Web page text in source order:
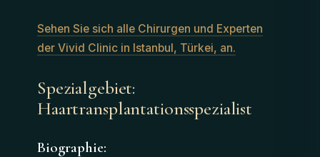
Sehen Sie sich alle Chirurgen und Experten
der Vivid Clinic in Istanbul, Türkei, an.
Spezialgebiet:
Haartransplantationsspezialist
Biographie: